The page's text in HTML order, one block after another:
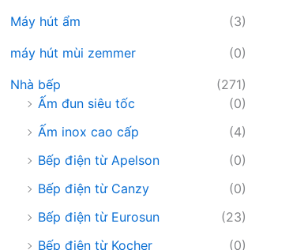
Máy hút ẩm
(3)
máy hút mùi zemmer
(0)
Nhà bếp
(271)
Ấm đun siêu tốc
(0)
Ấm inox cao cấp
(4)
Bếp điện từ Apelson
(0)
Bếp điện từ Canzy
(0)
Bếp điện từ Eurosun
(23)
Bếp điện từ Kocher
(0)